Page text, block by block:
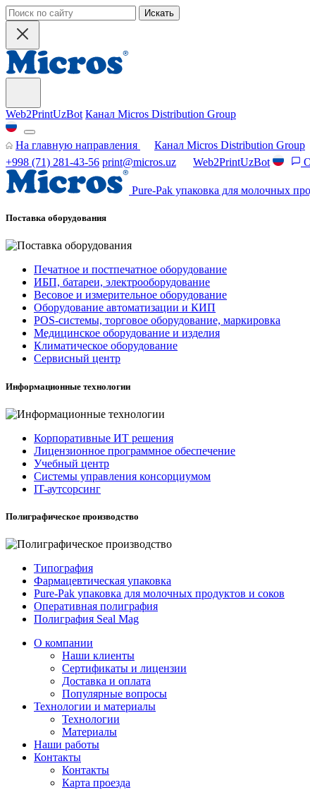
Искать
Web2PrintUzBot Канал Micros Distribution Group
На главную направления
Канал Micros Distribution Group
+998 (71) 281-43-56 print@micros.uz Web2PrintUzBot
Pure-Pak упаковка для молочных
Поставка оборудования
Печатное и постпечатное оборудование
ИБП, батареи, электрооборудование
Весовое и измерительное оборудование
Оборудование автоматизации и КИП
POS-системы, торговое оборудование, маркировка
Медицинское оборудование и изделия
Климатическое оборудование
Сервисный центр
Информационные технологии
Корпоративные ИТ решения
Лицензионное программное обеспечение
Учебный центр
Системы управления консорциумом
IT-аутсорсинг
Полиграфическое производство
Типография
Фармацевтическая упаковка
Pure-Pak упаковка для молочных продуктов и соков
Оперативная полиграфия
Полиграфия Seal Mag
О компании
Наши клиенты
Сертификаты и лицензии
Доставка и оплата
Популярные вопросы
Технологии и материалы
Технологии
Материалы
Наши работы
Контакты
Контакты
Карта проезда